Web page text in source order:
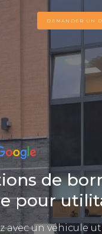
DEMANDER UN
de
pour
avec un véhicule